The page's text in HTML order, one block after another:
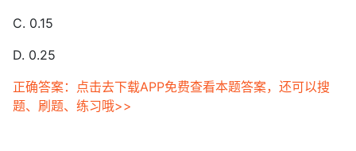
C. 0.15
D. 0.25
正确答案：点击去下载APP免费查看本题答案，还可以搜
题、刷题、练习哦>>